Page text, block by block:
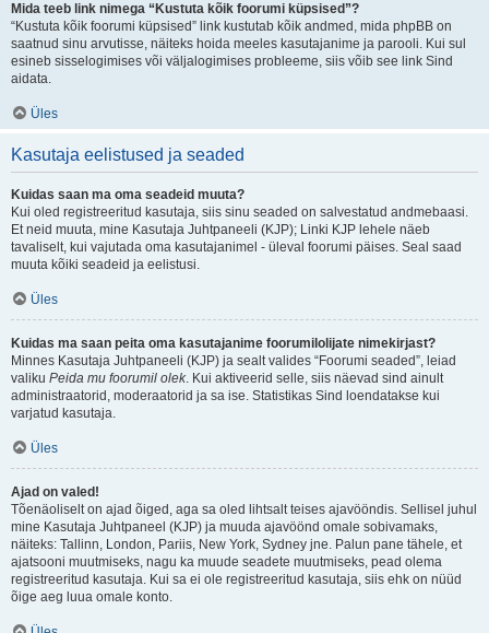
Mida teeb link nimega “Kustuta kõik foorumi küpsised”?
“Kustuta kõik foorumi küpsised” link kustutab kõik andmed, mida phpBB on
saatnud sinu arvutisse, näiteks hoida meeles kasutajanime ja parooli. Kui sul
esineb sisselogimises või väljalogimises probleeme, siis võib see link Sind
aidata.
Üles
Kasutaja eelistused ja seaded
Kuidas saan ma oma seadeid muuta?
Kui oled registreeritud kasutaja, siis sinu seaded on salvestatud andmebaasi.
Et neid muuta, mine Kasutaja Juhtpaneeli (KJP); Linki KJP lehele näeb
tavaliselt, kui vajutada oma kasutajanimel - üleval foorumi päises. Seal saad
muuta kõiki seadeid ja eelistusi.
Üles
Kuidas ma saan peita oma kasutajanime foorumilolijate nimekirjast?
Minnes Kasutaja Juhtpaneeli (KJP) ja sealt valides “Foorumi seaded”, leiad
valiku Peida mu foorumil olek. Kui aktiveerid selle, siis näevad sind ainult
administraatorid, moderaatorid ja sa ise. Statistikas Sind loendatakse kui
varjatud kasutaja.
Üles
Ajad on valed!
Tõenäoliselt on ajad õiged, aga sa oled lihtsalt teises ajavööndis. Sellisel juhul
mine Kasutaja Juhtpaneel (KJP) ja muuda ajavöönd omale sobivamaks,
näiteks: Tallinn, London, Pariis, New York, Sydney jne. Palun pane tähele, et
ajatsooni muutmiseks, nagu ka muude seadete muutmiseks, pead olema
registreeritud kasutaja. Kui sa ei ole registreeritud kasutaja, siis ehk on nüüd
õige aeg luua omale konto.